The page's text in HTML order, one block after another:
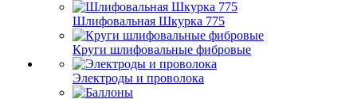
Шлифовальная Шкурка 775
Круги шлифовальные фибровые
Электроды и проволока